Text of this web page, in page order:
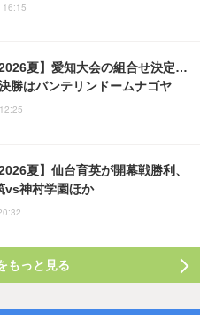
16:15
2026夏】愛知大会の組合せ決定…
勝はバンテリンドームナゴヤ
夏】仙台育英が開幕戦勝利、
vs神村学園ほか
もっと見る